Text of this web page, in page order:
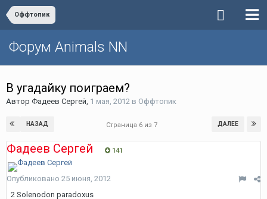
Оффтопик
Форум Animals NN
В угадайку поиграем?
Автор Фадеев Сергей, 1 мая, 2012 в Оффтопик
НАЗАД ДАЛЕЕ
Страница 6 из 7
Фадеев Сергей 141
Опубликовано 25 июня, 2012
2 Solenodon paradoxus